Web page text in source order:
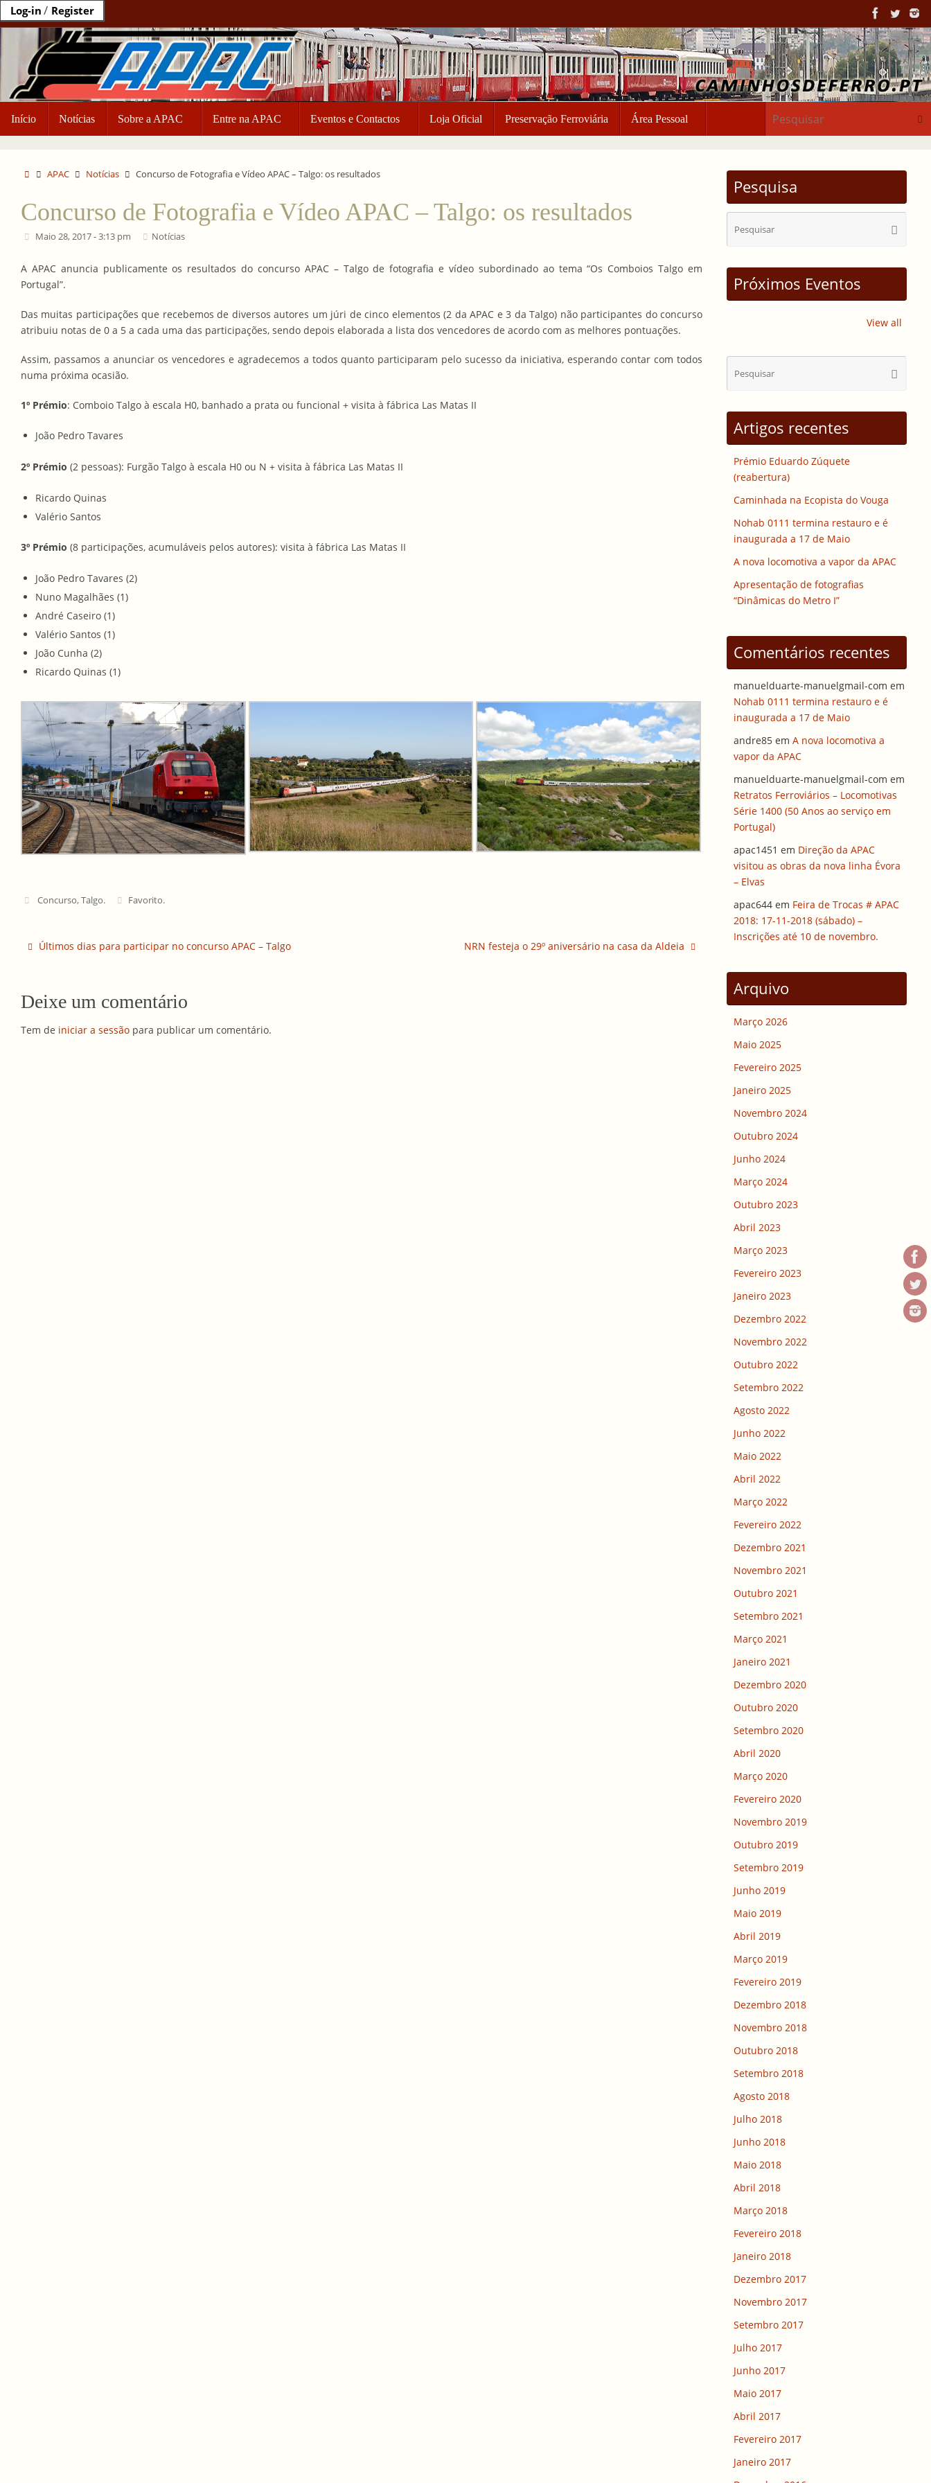
Log-in / Register
para
conteúdo
para
o
Início Notícias Sobre a APAC Entre na APAC Eventos e Contactos Loja Oficial Preservação Ferroviária Área Pessoal
HomeAPAC Notícias Concurso de Fotografia e Vídeo APAC – Talgo: os resultados
Concurso de Fotografia e Vídeo APAC – Talgo: os resultados
Maio 28, 2017 - 3:13 pm Notícias
A APAC anuncia publicamente os resultados do concurso APAC – Talgo de fotografia e vídeo subordinado ao tema “Os Comboios Talgo em
Portugal”.
Das muitas participações que recebemos de diversos autores um júri de cinco elementos (2 da APAC e 3 da Talgo) não participantes do concurso
atribuiu notas de 0 a 5 a cada uma das participações, sendo depois elaborada a lista dos vencedores de acordo com as melhores pontuações.
Assim, passamos a anunciar os vencedores e agradecemos a todos quanto participaram pelo sucesso da iniciativa, esperando contar com todos
numa próxima ocasião.
1º Prémio: Comboio Talgo à escala H0, banhado a prata ou funcional + visita à fábrica Las Matas II
João Pedro Tavares
2º Prémio (2 pessoas): Furgão Talgo à escala H0 ou N + visita à fábrica Las Matas II
Ricardo Quinas
Valério Santos
3º Prémio (8 participações, acumuláveis pelos autores): visita à fábrica Las Matas II
João Pedro Tavares (2)
Nuno Magalhães (1)
André Caseiro (1)
Valério Santos (1)
João Cunha (2)
Ricardo Quinas (1)
Concurso,Talgo. Favorito.
Últimos dias para participar no concurso APAC – Talgo NRN festeja o 29º aniversário na casa da Aldeia
Deixe um comentário
Tem de iniciar a sessão para publicar um comentário.
Pesquisa
Próximos Eventos
View all
Artigos recentes
Prémio Eduardo Zúquete
(reabertura)
Caminhada na Ecopista do Vouga
Nohab 0111 termina restauro e é
inaugurada a 17 de Maio
A nova locomotiva a vapor da APAC
Apresentação de fotografias
“Dinâmicas do Metro I”
Comentários recentes
manuelduarte-manuelgmail-com em
Nohab 0111 termina restauro e é
inaugurada a 17 de Maio
andre85 em A nova locomotiva a
vapor da APAC
manuelduarte-manuelgmail-com em
Retratos Ferroviários – Locomotivas
Série 1400 (50 Anos ao serviço em
Portugal)
apac1451 em Direção da APAC
visitou as obras da nova linha Évora
– Elvas
apac644 em Feira de Trocas # APAC
2018: 17-11-2018 (sábado) –
Inscrições até 10 de novembro.
Arquivo
Março 2026
Maio 2025
Fevereiro 2025
Janeiro 2025
Novembro 2024
Outubro 2024
Junho 2024
Março 2024
Outubro 2023
Abril 2023
Março 2023
Fevereiro 2023
Janeiro 2023
Dezembro 2022
Novembro 2022
Outubro 2022
Setembro 2022
Agosto 2022
Junho 2022
Maio 2022
Abril 2022
Março 2022
Fevereiro 2022
Dezembro 2021
Novembro 2021
Outubro 2021
Setembro 2021
Março 2021
Janeiro 2021
Dezembro 2020
Outubro 2020
Setembro 2020
Abril 2020
Março 2020
Fevereiro 2020
Novembro 2019
Outubro 2019
Setembro 2019
Junho 2019
Maio 2019
Abril 2019
Março 2019
Fevereiro 2019
Dezembro 2018
Novembro 2018
Outubro 2018
Setembro 2018
Agosto 2018
Julho 2018
Junho 2018
Maio 2018
Abril 2018
Março 2018
Fevereiro 2018
Janeiro 2018
Dezembro 2017
Novembro 2017
Setembro 2017
Julho 2017
Junho 2017
Maio 2017
Abril 2017
Fevereiro 2017
Janeiro 2017